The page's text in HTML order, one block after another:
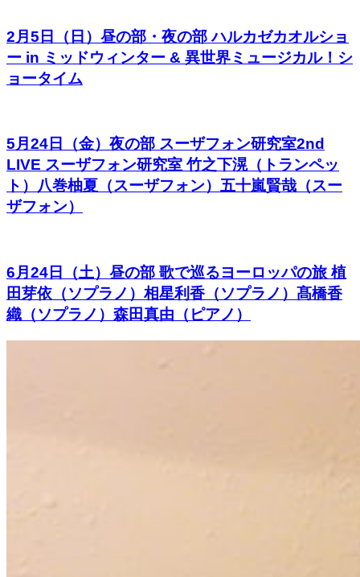
2月5日（日）昼の部・夜の部 ハルカゼカオルショ
ー in ミッドウィンター & 異世界ミュージカル！シ
ョータイム
5月24日（金）夜の部 スーザフォン研究室2nd
LIVE スーザフォン研究室 竹之下滉（トランペッ
ト）八巻柚夏（スーザフォン）五十嵐賢哉（スー
ザフォン）
6月24日（土）昼の部 歌で巡るヨーロッパの旅 植
田芽依（ソプラノ）相星利香（ソプラノ）髙橋香
織（ソプラノ）森田真由（ピアノ）